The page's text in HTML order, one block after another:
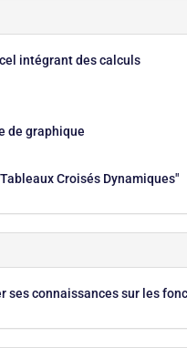
intégrant des calculs
de graphique
Croisés Dynamiques"
connaissances sur les